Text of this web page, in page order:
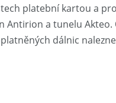
platební kartou a
Antirion a tunelu Akteo.
dálnic